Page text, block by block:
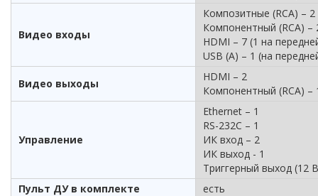
Видео входы
Композитные (RCA) – 2
Компонентный (RCA) –
HDMI – 7 (1 на
USB (A) – 1 (на
Видео выходы
HDMI – 2
Компонентный (RCA) –
Управление
Ethernet – 1
RS-232C – 1
ИК вход – 2
ИК выход - 1
Триггерный выход (12
Пульт ДУ в комплекте
есть